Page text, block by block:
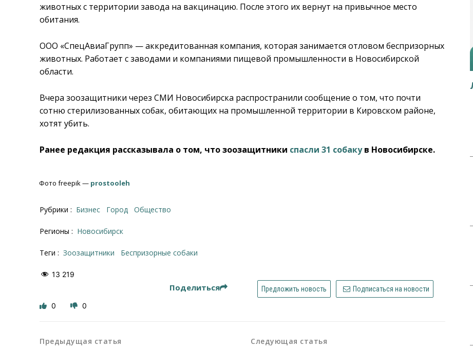
животных с территории завода на вакцинацию. После этого их вернут на привычное место
обитания.
ООО «СпецАвиаГрупп» — аккредитованная компания, которая занимается отловом беспризорных
животных. Работает с заводами и компаниями пищевой промышленности в Новосибирской
области.
Вчера зоозащитники через СМИ Новосибирска распространили сообщение о том, что почти
сотню стерилизованных собак, обитающих на промышленной территории в Кировском районе,
хотят убить.
Ранее редакция рассказывала о том, что зоозащитники спасли 31 собакув Новосибирске.
Фото freepik — prostooleh
Рубрики : Бизнес Город Общество
Регионы : Новосибирск
Теги : зоозащитники Беспризорные собаки
13 219
Поделиться Предложить новость Подписаться на новости
0 0
Предыдущая статья Следующая статья